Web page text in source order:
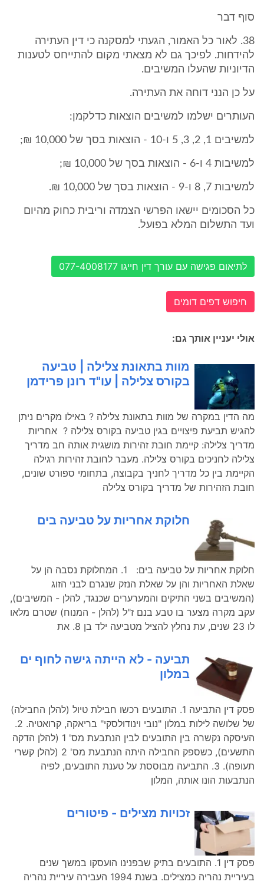
סוף דבר
38. לאור כל האמור, הגעתי למסקנה כי דין העתירה
להידחות. לפיכך גם לא מצאתי מקום להתייחס לטענות
הדיוניות שהעלו המשיבים.
על כן הנני דוחה את העתירה.
העותרים ישלמו למשיבים הוצאות כדלקמן:
למשיבים 1, 2, 3, 5 ו-10 - הוצאות בסך של 10,000 ₪;
למשיבות 4 ו-6 - הוצאות בסך של 10,000 ₪;
למשיבות 7, 8 ו-9 - הוצאות בסך של 10,000 ₪.
כל הסכומים יישאו הפרשי הצמדה וריבית כחוק מהיום
ועד התשלום המלא בפועל.
לתיאום פגישה עם עורך דין חייגו 077-4008177
חיפוש דפים דומים
אולי יעניין אותך גם:
מוות בתאונת צלילה | טביעה
בקורס צלילה | עו"ד רונן פרידמן
מה הדין במקרה של מוות בתאונת צלילה ? באילו מקרים ניתן
להגיש תביעת פיצויים בגין טביעה בקורס צלילה ? אחריות
מדריך צלילה: קיימת חובת זהירות מושגית אותה חב מדריך
צלילה לחניכים בקורס צלילה. מעבר לחובת זהירות רגילה
הקיימת בין כל מדריך לחניך בקבוצה, בתחומי ספורט שונים,
חובת הזהירות של מדריך בקורס צלילה
חלוקת אחריות על טביעה בים
חלוקת אחריות על טביעה בים: 1. המחלוקת נסבה הן על
שאלת האחריות והן על שאלת הנזק שנגרם לבני הזוג
(המשיבים בשני התיקים והמערערים שכנגד, להלן - המשיבים),
עקב מקרה מצער בו טבע בנם ז"ל (להלן - המנוח) שטרם מלאו
לו 23 שנים, עת נחלץ להציל מטביעה ילד בן 8. את
תביעה - לא הייתה גישה לחוף ים
במלון
פסק דין התביעה 1. התובעים רכשו חבילת טיול (להלן החבילה)
של שלושה לילות במלון "נובי וינודולסקי" בריאקה, קרואטיה. 2.
העיסקה נקשרה בין התובעים לבין הנתבעת מס' 1 (להלן הדקה
התשעים), כשספק החבילה היתה הנתבעת מס' 2 (להלן קשרי
תעופה). 3. התביעה מבוססת על טענת התובעים, לפיה
הנתבעות הונו אותה, המלון
זכויות מצילים - פיטורים
פסק דין 1. התובעים בתיק שבפנינו הועסקו במשך שנים
בעיריית נהריה כמצילים. בשנת 1994 העבירה עיריית נהריה